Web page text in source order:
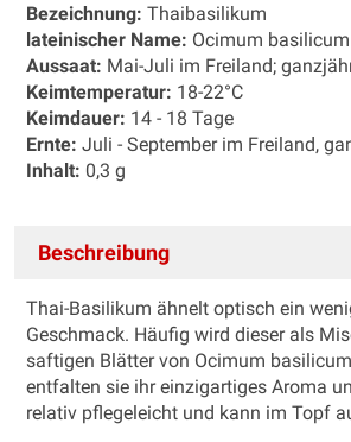
Bezeichnung: Thaibasilikum
lateinischer Name: Ocimum basilicum
Aussaat: Mai-Juli im Freiland;
Keimtemperatur: 18-22°C
Keimdauer: 14 - 18 Tage
Ernte: Juli - September im Freiland,
Inhalt: 0,3 g
Beschreibung
Thai-Basilikum ähnelt optisch ein
Geschmack. Häufig wird dieser als
saftigen Blätter von Ocimum
entfalten sie ihr einzigartiges Aroma
relativ pflegeleicht und kann im Topf